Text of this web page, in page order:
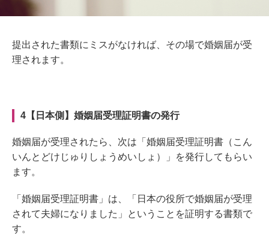
提出された書類にミスがなければ、その場で婚姻届が受
理されます。
4【日本側】婚姻届受理証明書の発行
婚姻届が受理されたら、次は「婚姻届受理証明書（こん
いんとどけじゅりしょうめいしょ）」を発行してもらい
ます。
「婚姻届受理証明書」は、「日本の役所で婚姻届が受理
されて夫婦になりました」ということを証明する書類で
す。